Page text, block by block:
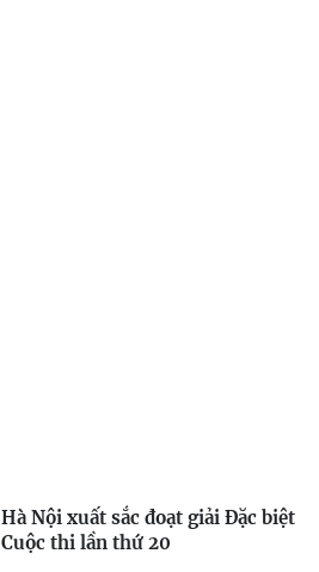
Hà Nội xuất sắc đoạt giải Đặc biệt
Cuộc thi lần thứ 20